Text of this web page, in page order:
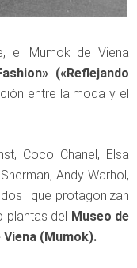
el Mumok de Viena
(«Reflejando
entre la moda y el
Coco Chanel, Elsa
Andy Warhol,
que protagonizan
plantas del Museo de
(Mumok).